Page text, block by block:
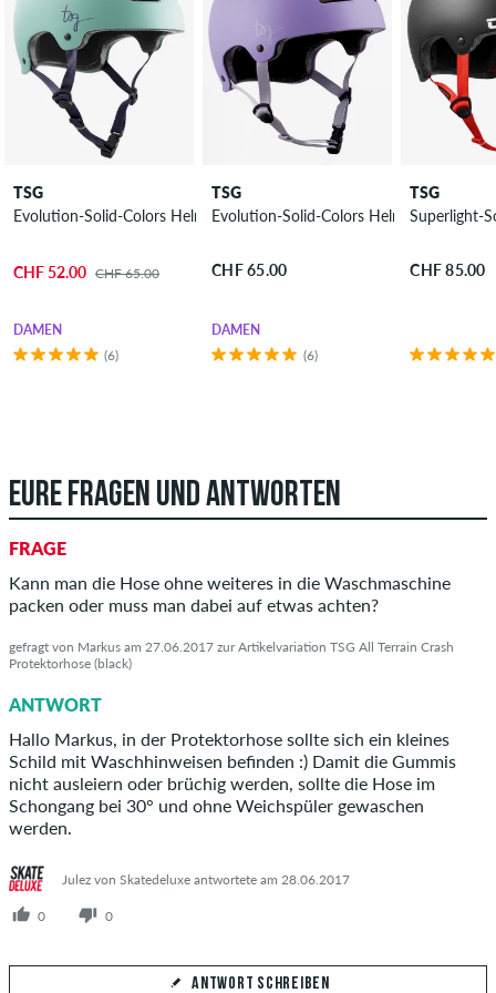
TSG
Evolution-Solid-Colors Helm Damen
CHF 52.00 CHF 65.00
DAMEN
(6)
TSG
Evolution-Solid-Colors Helm Damen
CHF 65.00
DAMEN
(6)
TSG
Superlight-
CHF 85.00
EURE FRAGEN UND ANTWORTEN
FRAGE
Kann man die Hose ohne weiteres in die Waschmaschine
packen oder muss man dabei auf etwas achten?
gefragt von Markus am 27.06.2017 zur Artikelvariation TSG All Terrain Crash
Protektorhose (black)
ANTWORT
Hallo Markus, in der Protektorhose sollte sich ein kleines
Schild mit Waschhinweisen befinden :) Damit die Gummis
nicht ausleiern oder brüchig werden, sollte die Hose im
Schongang bei 30° und ohne Weichspüler gewaschen
werden.
Julez von Skatedeluxe antwortete am 28.06.2017
0 0
ANTWORT SCHREIBEN